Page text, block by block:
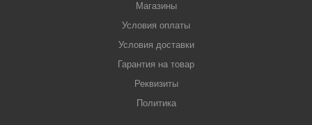
Магазины
Условия оплаты
Условия доставки
Гарантия на товар
Реквизиты
Политика